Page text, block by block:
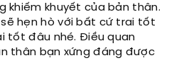
khiếm khuyết của bản thân.
hẹn hò với bất cứ trai tốt
tốt đâu nhé. Điều quan
thân bạn xứng đáng được